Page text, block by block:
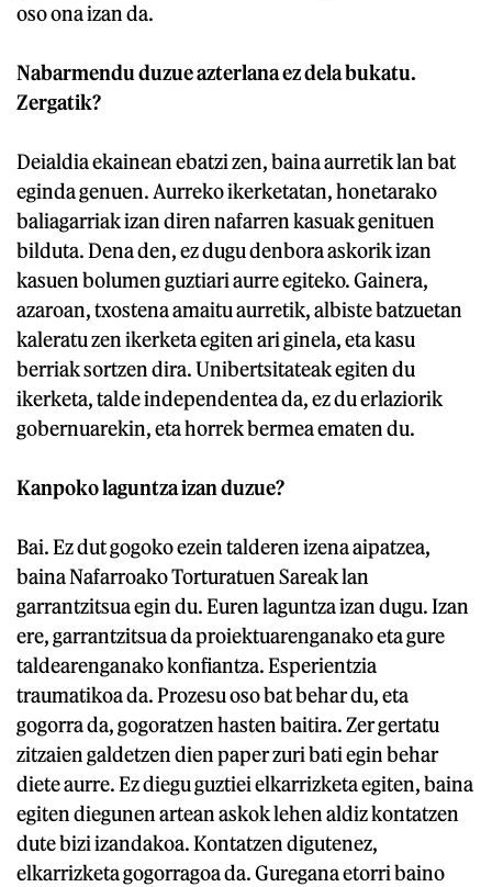
oso ona izan da.
Nabarmendu duzue azterlana ez dela bukatu.
Zergatik?
Deialdia ekainean ebatzi zen, baina aurretik lan bat
eginda genuen. Aurreko ikerketatan, honetarako
baliagarriak izan diren nafarren kasuak genituen
bilduta. Dena den, ez dugu denbora askorik izan
kasuen bolumen guztiari aurre egiteko. Gainera,
azaroan, txostena amaitu aurretik, albiste batzuetan
kaleratu zen ikerketa egiten ari ginela, eta kasu
berriak sortzen dira. Unibertsitateak egiten du
ikerketa, talde independentea da, ez du erlaziorik
gobernuarekin, eta horrek bermea ematen du.
Kanpoko laguntza izan duzue?
Bai. Ez dut gogoko ezein talderen izena aipatzea,
baina Nafarroako Torturatuen Sareak lan
garrantzitsua egin du. Euren laguntza izan dugu. Izan
ere, garrantzitsua da proiektuarenganako eta gure
taldearenganako konfiantza. Esperientzia
traumatikoa da. Prozesu oso bat behar du, eta
gogorra da, gogoratzen hasten baitira. Zer gertatu
zitzaien galdetzen dien paper zuri bati egin behar
diete aurre. Ez diegu guztiei elkarrizketa egiten, baina
egiten diegunen artean askok lehen aldiz kontatzen
dute bizi izandakoa. Kontatzen digutenez,
elkarrizketa gogorragoa da. Guregana etorri baino